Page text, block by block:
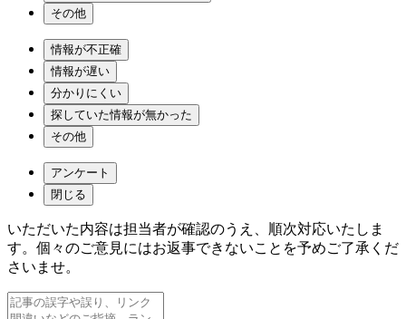
その他
情報が不正確
情報が遅い
分かりにくい
探していた情報が無かった
その他
アンケート
閉じる
いただいた内容は担当者が確認のうえ、順次対応いたしま
す。個々のご意見にはお返事できないことを予めご了承くだ
さいませ。